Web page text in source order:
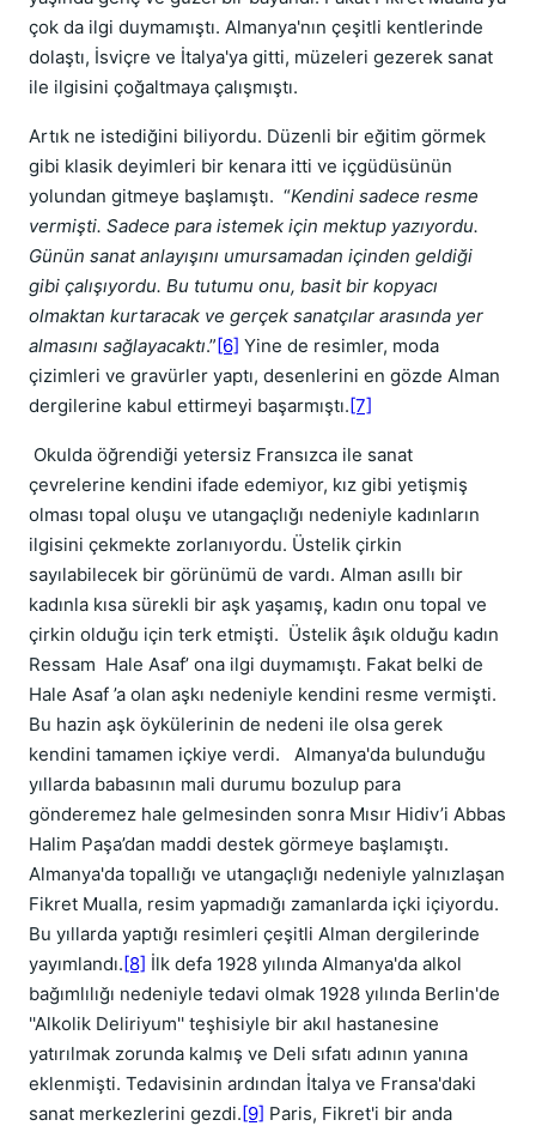
çok da ilgi duymamıştı. Almanya'nın çeşitli kentlerinde
dolaştı, İsviçre ve İtalya'ya gitti, müzeleri gezerek sanat
ile ilgisini çoğaltmaya çalışmıştı.
Artık ne istediğini biliyordu. Düzenli bir eğitim görmek
gibi klasik deyimleri bir kenara itti ve içgüdüsünün
yolundan gitmeye başlamıştı. “Kendini sadece resme
vermişti. Sadece para istemek için mektup yazıyordu.
Günün sanat anlayışını umursamadan içinden geldiği
gibi çalışıyordu. Bu tutumu onu, basit bir kopyacı
olmaktan kurtaracak ve gerçek sanatçılar arasında yer
almasını sağlayacaktı.”[6] Yine de resimler, moda
çizimleri ve gravürler yaptı, desenlerini en gözde Alman
dergilerine kabul ettirmeyi başarmıştı.[7]
Okulda öğrendiği yetersiz Fransızca ile sanat
çevrelerine kendini ifade edemiyor, kız gibi yetişmiş
olması topal oluşu ve utangaçlığı nedeniyle kadınların
ilgisini çekmekte zorlanıyordu. Üstelik çirkin
sayılabilecek bir görünümü de vardı. Alman asıllı bir
kadınla kısa sürekli bir aşk yaşamış, kadın onu topal ve
çirkin olduğu için terk etmişti. Üstelik âşık olduğu kadın
Ressam Hale Asaf’ ona ilgi duymamıştı. Fakat belki de
Hale Asaf ’a olan aşkı nedeniyle kendini resme vermişti.
Bu hazin aşk öykülerinin de nedeni ile olsa gerek
kendini tamamen içkiye verdi. Almanya'da bulunduğu
yıllarda babasının mali durumu bozulup para
gönderemez hale gelmesinden sonra Mısır Hidiv’i Abbas
Halim Paşa’dan maddi destek görmeye başlamıştı.
Almanya'da topallığı ve utangaçlığı nedeniyle yalnızlaşan
Fikret Mualla, resim yapmadığı zamanlarda içki içiyordu.
Bu yıllarda yaptığı resimleri çeşitli Alman dergilerinde
yayımlandı.[8] İlk defa 1928 yılında Almanya'da alkol
bağımlılığı nedeniyle tedavi olmak 1928 yılında Berlin'de
''Alkolik Deliriyum'' teşhisiyle bir akıl hastanesine
yatırılmak zorunda kalmış ve Deli sıfatı adının yanına
eklenmişti. Tedavisinin ardından İtalya ve Fransa'daki
sanat merkezlerini gezdi.[9] Paris, Fikret'i bir anda